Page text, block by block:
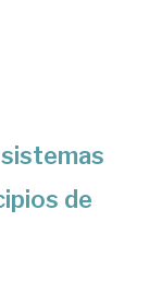
de